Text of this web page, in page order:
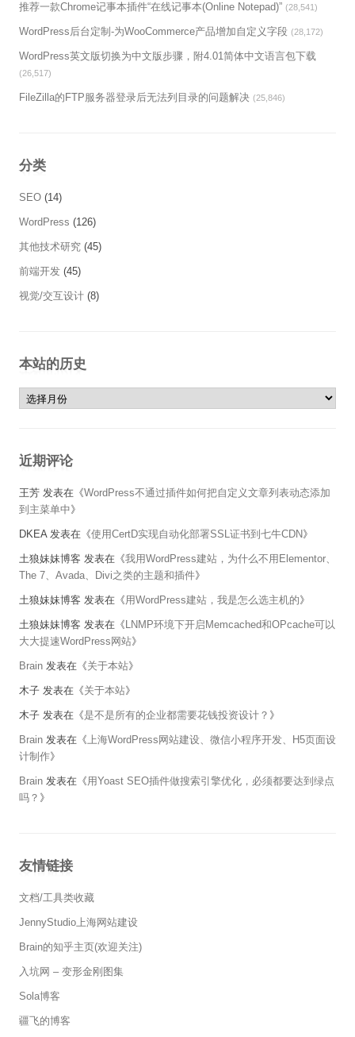
推荐一款Chrome记事本插件“在线记事本(Online Notepad)” (28,541)
WordPress后台定制-为WooCommerce产品增加自定义字段 (28,172)
WordPress英文版切换为中文版步骤，附4.01简体中文语言包下载
(26,517)
FileZilla的FTP服务器登录后无法列目录的问题解决 (25,846)
分类
SEO (14)
WordPress (126)
其他技术研究 (45)
前端开发 (45)
视觉/交互设计 (8)
本站的历史
本站的历史
近期评论
王芳 发表在《WordPress不通过插件如何把自定义文章列表动态添加
到主菜单中》
DKEA发表在《使用CertD实现自动化部署SSL证书到七牛CDN》
土狼妹妹博客 发表在《我用WordPress建站，为什么不用Elementor、
The 7、Avada、Divi之类的主题和插件》
土狼妹妹博客 发表在《用WordPress建站，我是怎么选主机的》
土狼妹妹博客 发表在《 LNMP环境下开启Memcached和OPcache可以
大大提速WordPress网站》
Brain 发表在《关于本站》
木子 发表在《关于本站》
木子 发表在《是不是所有的企业都需要花钱投资设计？ 》
Brain 发表在《上海WordPress网站建设、微信小程序开发、H5页面设
计制作》
Brain 发表在《用Yoast SEO插件做搜索引擎优化，必须都要达到绿点
吗？ 》
友情链接
文档/工具类收藏
JennyStudio上海网站建设
Brain的知乎主页(欢迎关注)
入坑网 – 变形金刚图集
Sola博客
疆飞的博客